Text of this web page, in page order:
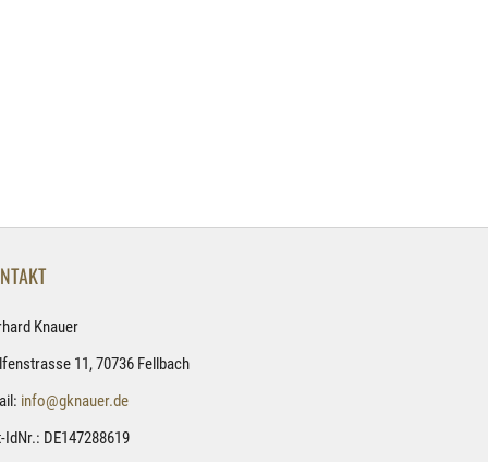
Knauer
11, 70736 Fellbach
info@gknauer.de
IdNr.: DE147288619